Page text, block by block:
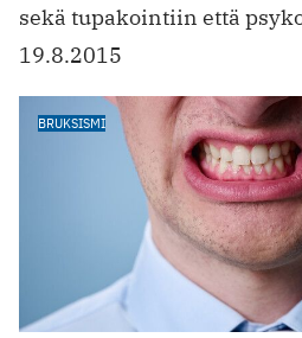
sekä tupakointiin että
19.8.2015
BRUKSISMI